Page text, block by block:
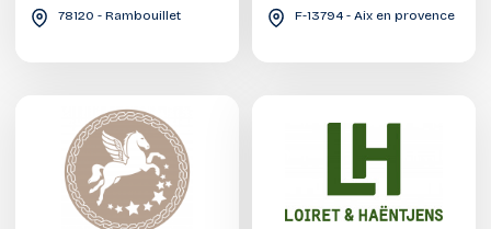
78120 - Rambouillet F-13794 - Aix en provence